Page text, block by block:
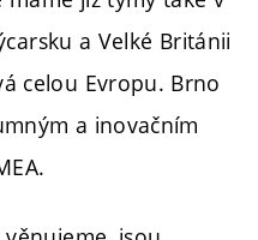
a Velké Británii
celou Evropu. Brno
a inovačním